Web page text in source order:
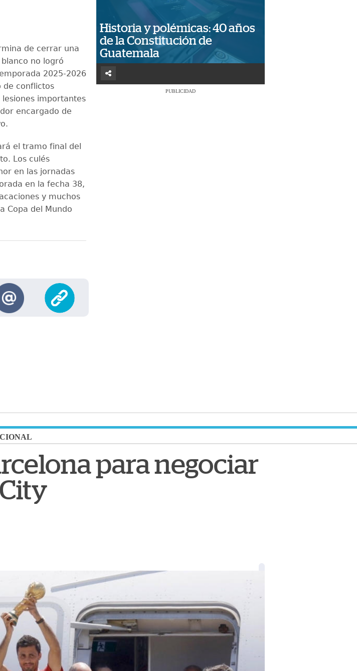
de cerrar una
no logró
2025-2026
de conflictos
importantes
encargado de
el tramo final del
Los culés
en las jornadas
en la fecha 38,
y muchos
Copa del Mundo
Historia y polémicas: 40 años
de la Constitución de
Guatemala
PUBLICIDAD
para negociar